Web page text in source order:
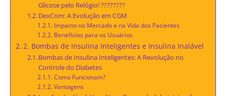
Glicose pelo Relógio! ????????
DexCom: A Evolução em CGM
Impacto no Mercado e na Vida dos Pacientes
Benefícios para os Usuários
2. Bombas de Insulina Inteligentes e Insulina Inalável
Bombas de Insulina Inteligentes: A Revolução no
Controle do Diabetes
Como Funcionam?
Vantagens